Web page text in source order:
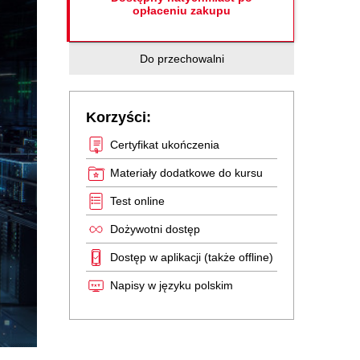
opłaceniu zakupu
Do przechowalni
Korzyści:
Certyfikat ukończenia
Materiały dodatkowe do kursu
Test online
Dożywotni dostęp
Dostęp w aplikacji (także offline)
Napisy w języku polskim